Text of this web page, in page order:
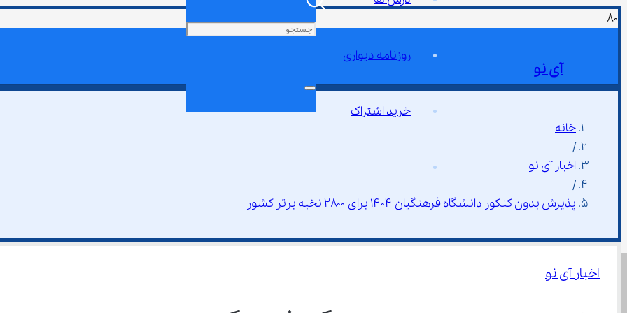
آی نو
روزنامه دیواری
خرید اشتراک
خانه
/
اخبار آی نو
/
پذیرش بدون کنکور دانشگاه فرهنگیان ۱۴۰۴ برای ۲۸۰۰ نخبه برتر کشور
اخبار آی نو